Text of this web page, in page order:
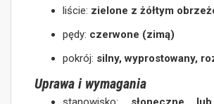
liście: zielone z żółtym
pędy: czerwone (zimą)
pokrój: silny, wyprostowany,
Uprawa i wymagania